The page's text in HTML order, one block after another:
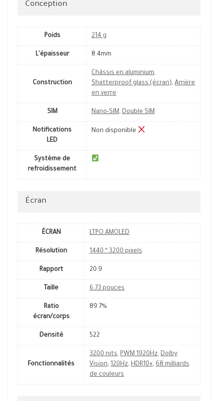
Conception
Poids 214 g
L'épaisseur 8.4mm
Construction
Châssis en aluminium,
Shatterproof glass (écran), Arrière
en verre
SIM Nano-SIM, Double SIM
Notifications
LED
Non disponible
Système de
refroidissement
Écran
ÉCRAN LTPO AMOLED
Résolution 1440 * 3200 pixels
Rapport 20:9
Taille 6.73 pouces
Ratio
écran/corps
89.7%
Densité 522
Fonctionnalités
3200 nits, PWM 1920Hz, Dolby
Vision, 120Hz, HDR10+, 68 milliards
de couleurs